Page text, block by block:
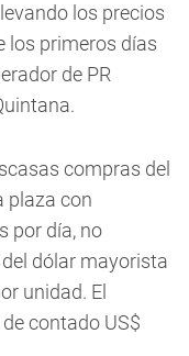
los precios
los primeros días
de PR
compras del
plaza con
por día, no
dólar mayorista
unidad. El
contado US$